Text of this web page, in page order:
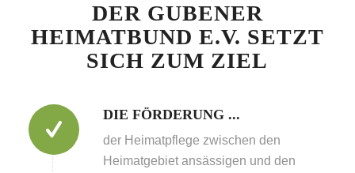
DER GUBENER
HEIMATBUND E.V. SETZT
SICH ZUM ZIEL
DIE FÖRDERUNG ...
der Heimatpflege zwischen den
Heimatgebiet ansässigen und den